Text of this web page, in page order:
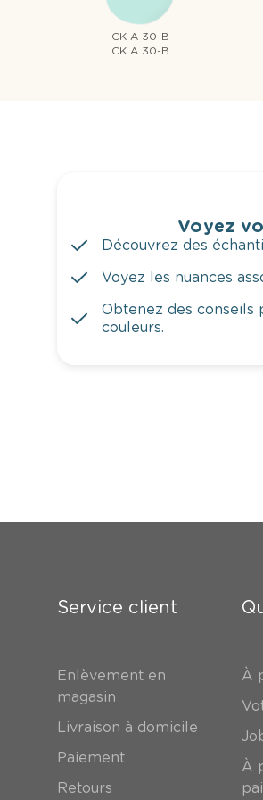
CK A 30-B
CK A 30-B
Voyez
Découvrez des
Voyez les nuances
Obtenez des conseils
couleurs.
Service client
Enlèvement en
magasin
Livraison à domicile
Paiement
Retours
À
À